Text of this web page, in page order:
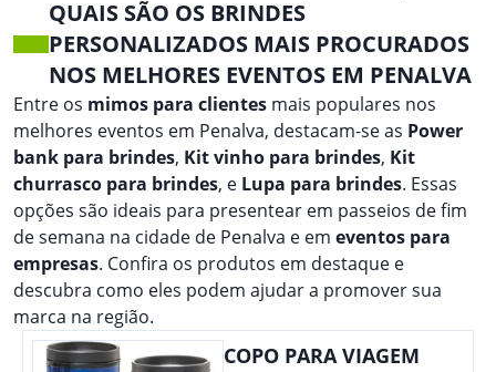
qualquer ocasião.
eventos.
QUAIS SÃO OS BRINDES
PERSONALIZADOS MAIS PROCURADOS
NOS MELHORES EVENTOS EM PENALVA
Entre os mimos para clientes mais populares nos
melhores eventos em Penalva, destacam-se as Power
bank para brindes, Kit vinho para brindes, Kit
churrasco para brindes, e Lupa para brindes. Essas
opções são ideais para presentear em passeios de fim
de semana na cidade de Penalva e em eventos para
empresas. Confira os produtos em destaque e
descubra como eles podem ajudar a promover sua
marca na região.
COPO PARA VIAGEM